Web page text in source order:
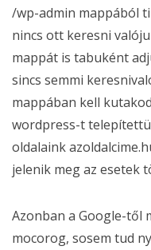
/wp-admin mappából
nincs ott keresni
mappát is tabuként
sincs semmi
mappában kell
wordpress-t
oldalaink
jelenik meg az esetek
Azonban a Google-től
mocorog, sosem tud